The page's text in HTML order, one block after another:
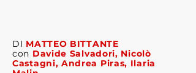
DI MATTEO BITTANTE
con Davide Salvadori, Nicolò
Castagni, Andrea Piras, Ilaria